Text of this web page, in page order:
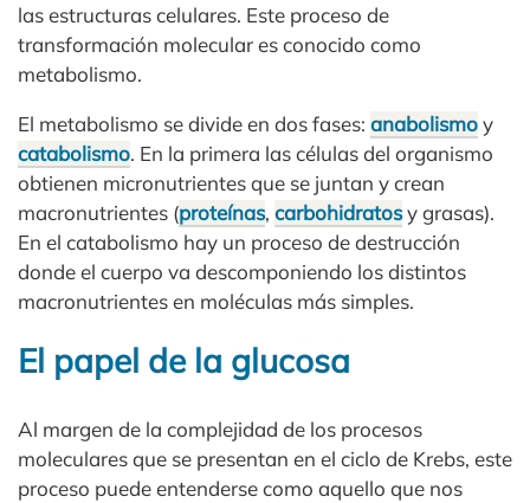
las estructuras celulares. Este proceso de
transformación molecular es conocido como
metabolismo.
El metabolismo se divide en dos fases: anabolismoy
catabolismo. En la primera las células del organismo
obtienen micronutrientes que se juntan y crean
macronutrientes (proteínas, carbohidratosy grasas).
En el catabolismo hay un proceso de destrucción
donde el cuerpo va descomponiendo los distintos
macronutrientes en moléculas más simples.
El papel de la glucosa
Al margen de la complejidad de los procesos
moleculares que se presentan en el ciclo de Krebs, este
proceso puede entenderse como aquello que nos